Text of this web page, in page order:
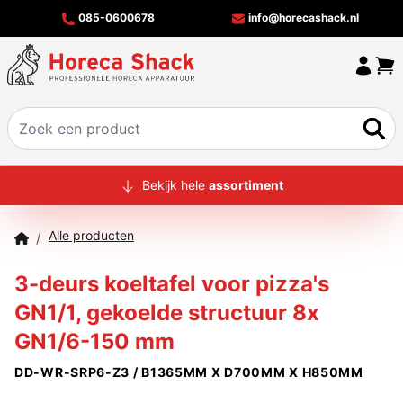
085-0600678 info@horecashack.nl
HOME
MERKEN
OFFERTECHECKER
CONTACT
Bekijk hele assortiment
/ Alle producten
3-deurs koeltafel voor pizza's
GN1/1, gekoelde structuur 8x
GN1/6-150 mm
DD-WR-SRP6-Z3 / B1365MM X D700MM X H850MM